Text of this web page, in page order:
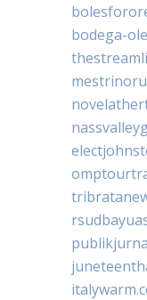
bodega-